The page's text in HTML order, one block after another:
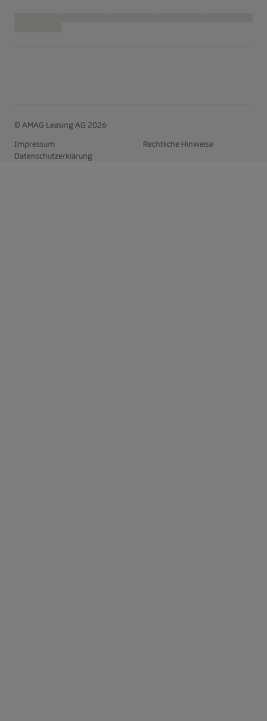
© AMAG Leasing AG 2026
Impressum
Rechtliche Hinweise
Datenschutzerklärung